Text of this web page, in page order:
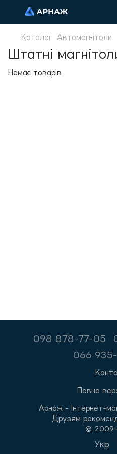
Каталог Автомагнітоли
Штатні
Немає товарів
098 878-77-05
066
Повна
Арнаж - Інтернет-
Друзям
©
Укр